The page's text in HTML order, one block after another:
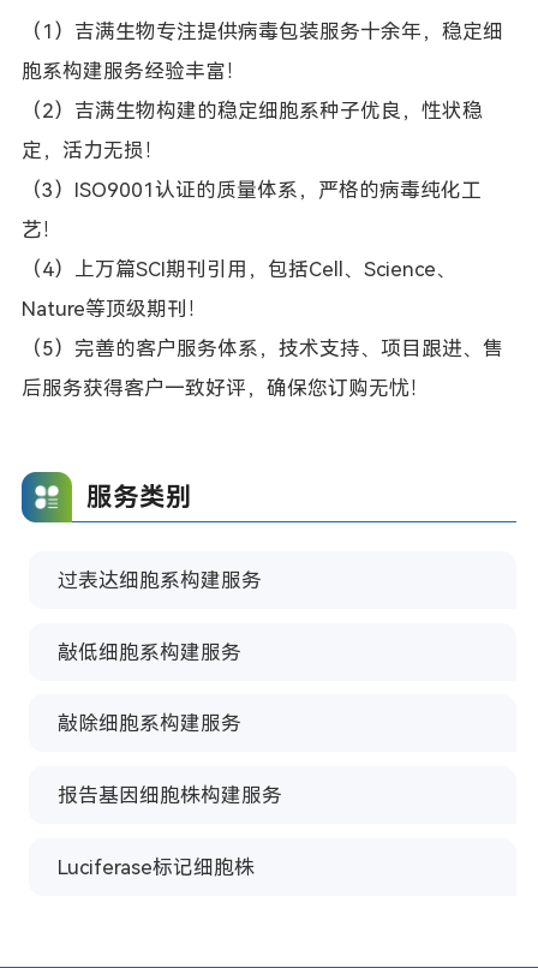
（1）吉满生物专注提供病毒包装服务十余年，稳定细
胞系构建服务经验丰富！
（2）吉满生物构建的稳定细胞系种子优良，性状稳
定，活力无损！
（3）ISO9001认证的质量体系，严格的病毒纯化工
艺！
（4）上万篇SCI期刊引用，包括Cell、Science、
Nature等顶级期刊！
（5）完善的客户服务体系，技术支持、项目跟进、售
后服务获得客户一致好评，确保您订购无忧！
服务类别
过表达细胞系构建服务
敲低细胞系构建服务
敲除细胞系构建服务
报告基因细胞株构建服务
Luciferase标记细胞株